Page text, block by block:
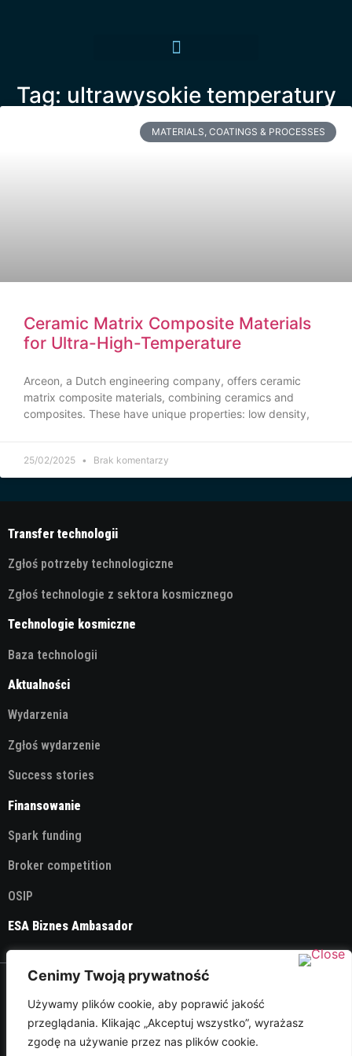
Cenimy Twoją prywatność
Używamy plików cookie, aby poprawić jakość
przeglądania. Klikając „Akceptuj wszystko”, wyrażasz
zgodę na używanie przez nas plików cookie.
Tag: ultrawysokie temperatury
MATERIALS, COATINGS & PROCESSES
Ceramic Matrix Composite Materials
for Ultra-High-Temperature
Arceon, a Dutch engineering company, offers ceramic
matrix composite materials, combining ceramics and
composites. These have unique properties: low density,
25/02/2025 Brak komentarzy
Transfer technologii
Zgłoś potrzeby technologiczne
Zgłoś technologie z sektora kosmicznego
Technologie kosmiczne
Baza technologii
Aktualności
Wydarzenia
Zgłoś wydarzenie
Success stories
Finansowanie
Spark funding
Broker competition
OSIP
ESA Biznes Ambasador
Polityka Prywatności